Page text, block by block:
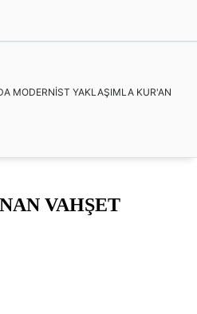
MODERNİST YAKLAŞIMLA KUR'AN
VAHŞET